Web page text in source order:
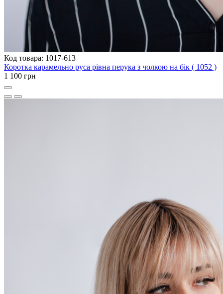
Код товара: 1017-613
Коротка карамельно руса рівна перука з чолкою на бік ( 1052 )
1 100 грн